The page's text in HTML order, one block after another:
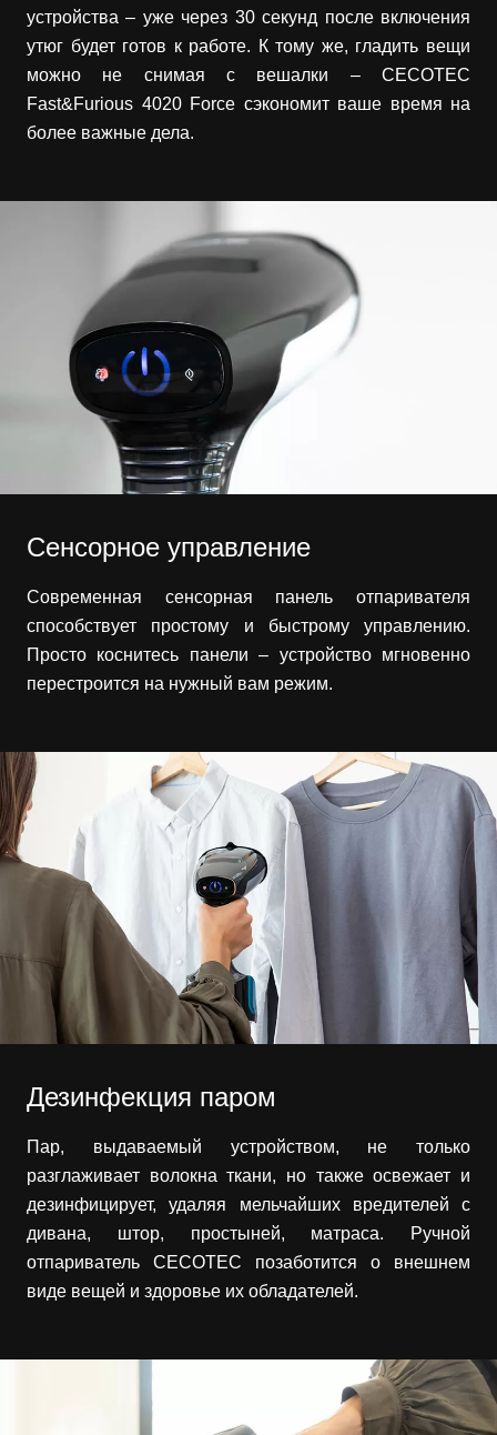
устройства – уже через 30 секунд после включения
утюг будет готов к работе. К тому же, гладить вещи
можно не снимая с вешалки – CECOTEC
Fast&Furious 4020 Force сэкономит ваше время на
более важные дела.
Сенсорное управление
Современная сенсорная панель отпаривателя
способствует простому и быстрому управлению.
Просто коснитесь панели – устройство мгновенно
перестроится на нужный вам режим.
Дезинфекция паром
Пар, выдаваемый устройством, не только
разглаживает волокна ткани, но также освежает и
дезинфицирует, удаляя мельчайших вредителей с
дивана, штор, простыней, матраса. Ручной
отпариватель CECOTEC позаботится о внешнем
виде вещей и здоровье их обладателей.